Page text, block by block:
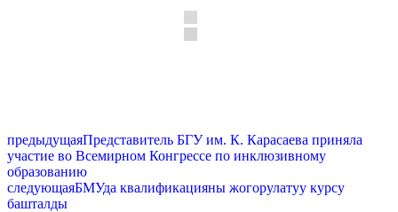
предыдущаяПредставитель БГУ им. К. Карасаева приняла
участие во Всемирном Конгрессе по инклюзивному
образованию
следующаяБМУда квалификацияны жогорулатуу курсу
башталды